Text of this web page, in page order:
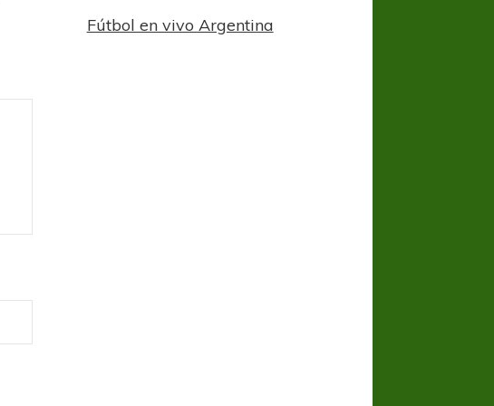
Fútbol en vivo Argentina